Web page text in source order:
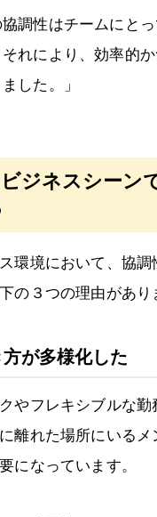
協調性はチームにと
れにより、効率的
した。」
ジネスシーン
環境において、協調
の３つの理由があり
方が多様化した
やフレキシブルな
離れた場所にいるメ
になっています。